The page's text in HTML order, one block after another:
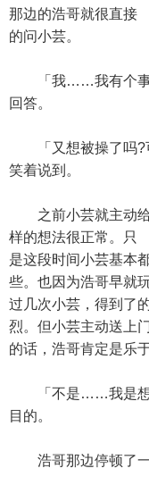
那边的浩哥就很直接
的问小芸。
「我……我有个事
回答。
「又想被操了吗?
笑着说到。
之前小芸就主动给
样的想法很正常。只
是这段时间小芸基本
些。也因为浩哥早就
过几次小芸，得到了
烈。但小芸主动送上门
的话，浩哥肯定是乐
「不是……我是想
目的。
浩哥那边停顿了一